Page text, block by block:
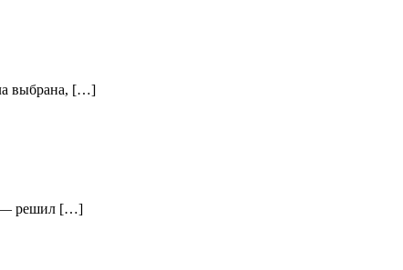
выбрана, […]
— решил […]